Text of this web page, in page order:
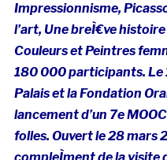
Impressionnisme,
l’art, Une breÌ€ve
Couleurs et Peintres
180 000 participants. Le
Palais et la Fondation
lancement d’un 7e
folles. Ouvert le 28 mars